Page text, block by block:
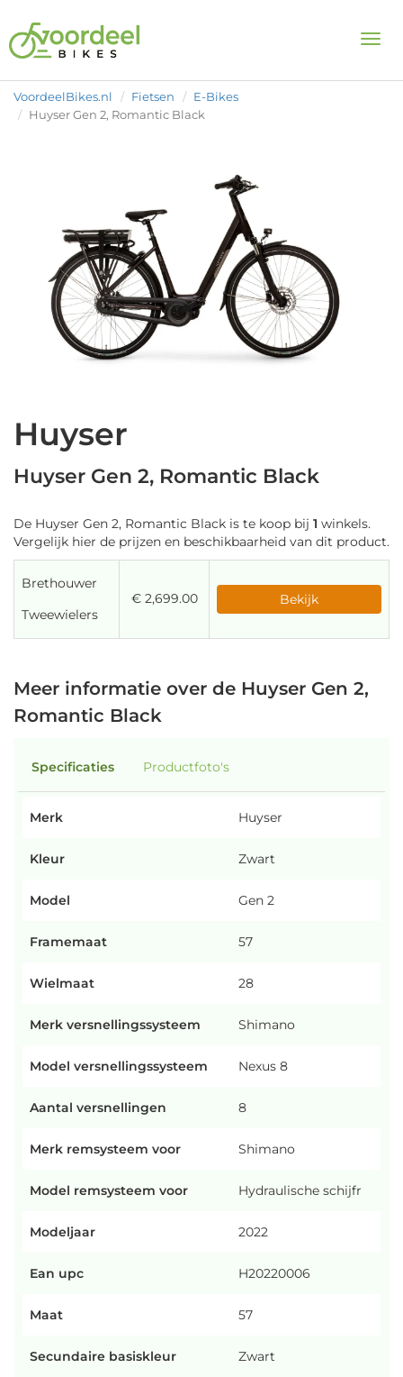
VoordeelBikes.nl Fietsen
E-Bikes
Huyser Gen 2, Romantic Black
Huyser
Huyser Gen 2, Romantic Black
De Huyser Gen 2, Romantic Black is te koop bij 1 winkels.
Vergelijk hier de prijzen en beschikbaarheid van dit product.
Brethouwer
Tweewielers
€ 2,699.00 Bekijk
Meer informatie over de Huyser Gen 2,
Romantic Black
Specificaties Productfoto's
Merk Huyser
Kleur Zwart
Model Gen 2
Framemaat 57
Wielmaat 28
Merk versnellingssysteem Shimano
Model versnellingssysteem Nexus 8
Aantal versnellingen 8
Merk remsysteem voor Shimano
Model remsysteem voor Hydraulische schijfr
Modeljaar 2022
Ean upc H20220006
Maat 57
Secundaire basiskleur Zwart